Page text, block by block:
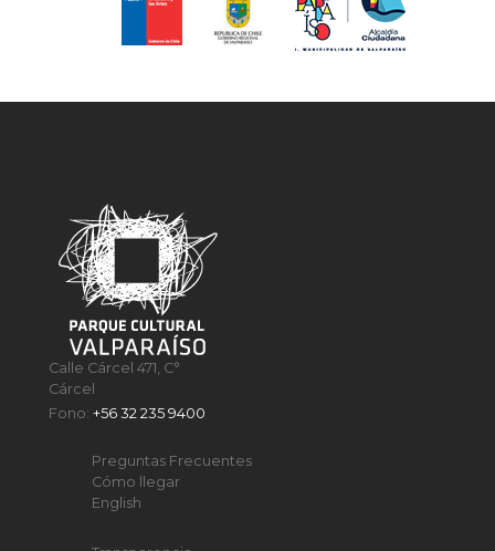
Calle Cárcel 471, C°
Cárcel
Fono:+56 32 235 9400
Preguntas Frecuentes
Cómo llegar
English